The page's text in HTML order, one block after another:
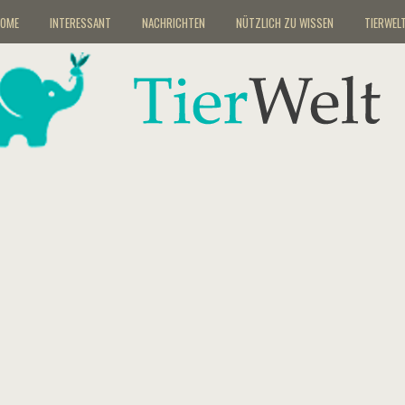
INTERESSANT NACHRICHTEN NÜTZLICH ZU WISSEN